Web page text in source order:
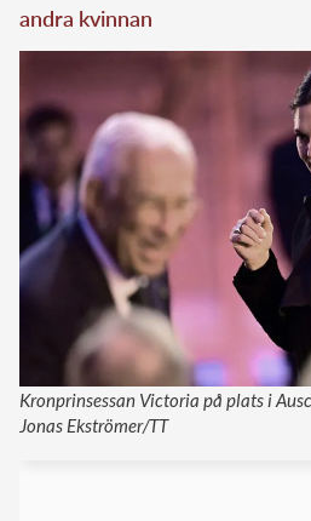
andra kvinnan
Kronprinsessan Victoria på plats i
Jonas Ekströmer/TT